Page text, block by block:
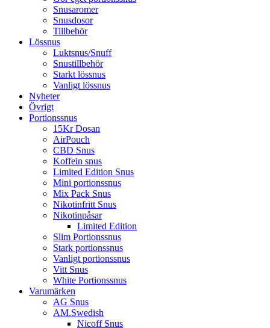
Snusaromer
Snusdosor
Tillbehör
Lössnus
Luktsnus/Snuff
Snustillbehör
Starkt lössnus
Vanligt lössnus
Nyheter
Övrigt
Portionssnus
15Kr Dosan
AirPouch
CBD Snus
Koffein snus
Limited Edition Snus
Mini portionssnus
Mix Pack Snus
Nikotinfritt Snus
Nikotinpåsar
Limited Edition
Slim Portionssnus
Stark portionssnus
Vanligt portionssnus
Vitt Snus
White Portionssnus
Varumärken
AG Snus
AM.Swedish
Nicoff Snus